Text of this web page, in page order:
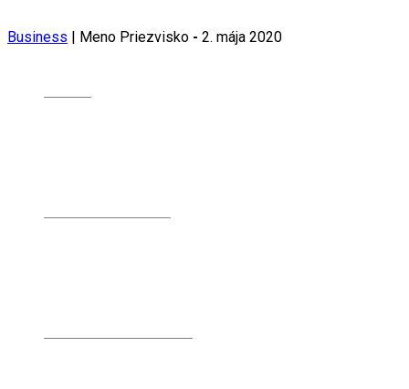
O nás
Business | Meno Priezvisko - 2. mája 2020